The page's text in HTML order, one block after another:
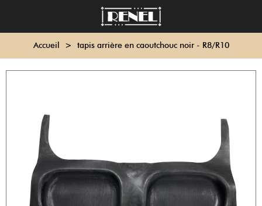
Accueil > tapis arrière en caoutchouc noir - R8/R10